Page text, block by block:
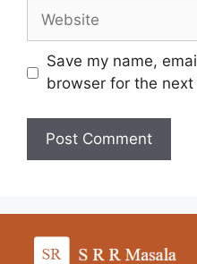
Save my name,
browser for the